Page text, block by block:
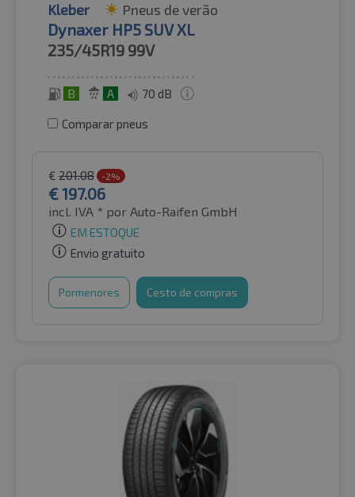
Kleber Pneus de verão
Dynaxer HP5 SUV XL
235/45R19 99V
B A 70 dB
Comparar pneus
€ 201.08 -2%
€197.06
incl. IVA * por Auto-Raifen GmbH
EM ESTOQUE
Envio gratuito
Pormenores Cesto de compras